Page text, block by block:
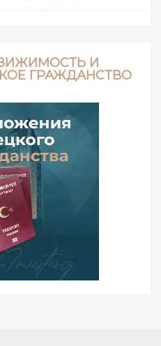
И
ГРАЖДАНСТВО